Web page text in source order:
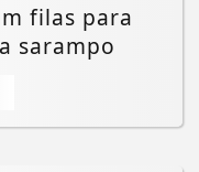
filas para
sarampo